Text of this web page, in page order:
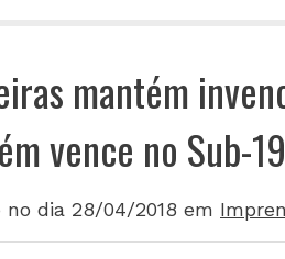
mantém
vence no Sub-19
no dia 28/04/2018 em